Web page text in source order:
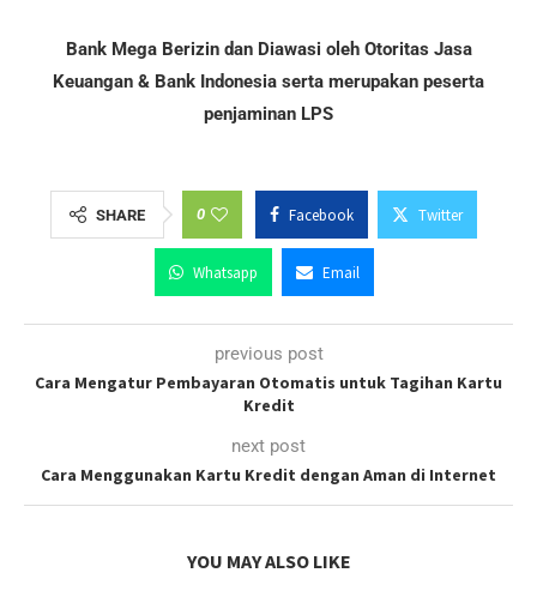
Bank Mega Berizin dan Diawasi oleh Otoritas Jasa
Keuangan & Bank Indonesia serta merupakan peserta
penjaminan LPS
SHARE 0 Facebook Twitter
Whatsapp Email
previous post
Cara Mengatur Pembayaran Otomatis untuk Tagihan Kartu
Kredit
next post
Cara Menggunakan Kartu Kredit dengan Aman di Internet
YOU MAY ALSO LIKE